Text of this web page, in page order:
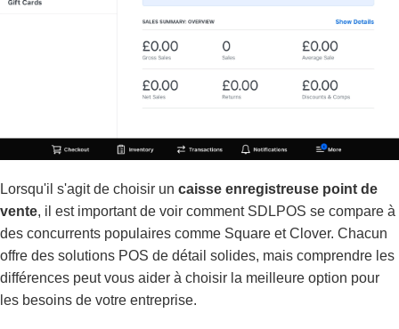
Lorsqu'il s'agit de choisir un caisse enregistreuse point de
vente, il est important de voir comment SDLPOS se compare à
des concurrents populaires comme Square et Clover. Chacun
offre des solutions POS de détail solides, mais comprendre les
différences peut vous aider à choisir la meilleure option pour
les besoins de votre entreprise.